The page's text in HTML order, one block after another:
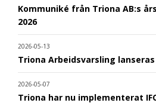
Kommuniké från Triona AB:s
2026
2026-05-13
Triona Arbeidsvarsling
2026-05-07
Triona har nu implementerat